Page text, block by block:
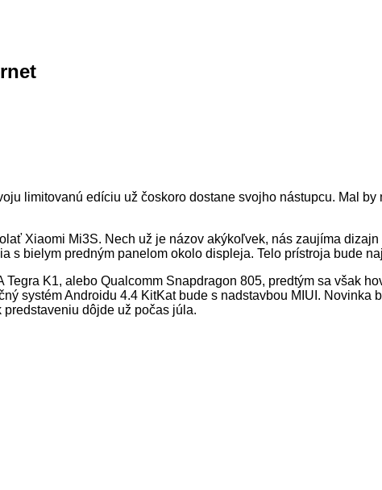
limitovanú edíciu už čoskoro dostane svojho nástupcu. Mal
Xiaomi Mi3S. Nech už je názov akýkoľvek, nás zaujíma
s bielym predným panelom okolo displeja. Telo prístroja bude
K1, alebo Qualcomm Snapdragon 805, predtým sa však
systém Androidu 4.4 KitKat bude s nadstavbou MIUI.
dôjde už počas júla.